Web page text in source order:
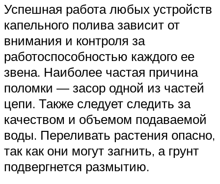
Успешная работа любых устройств
капельного полива зависит от
внимания и контроля за
работоспособностью каждого ее
звена. Наиболее частая причина
поломки — засор одной из частей
цепи. Также следует следить за
качеством и объемом подаваемой
воды. Переливать растения опасно,
так как они могут загнить, а грунт
подвергнется размытию.